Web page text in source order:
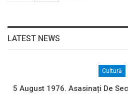
LATEST NEWS
Cultură
5 August 1976. Asasinați De